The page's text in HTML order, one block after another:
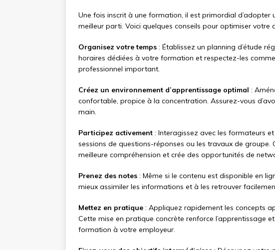
Une fois inscrit à une formation, il est primordial d’adopter
meilleur parti. Voici quelques conseils pour optimiser votre
Organisez votre temps : Établissez un planning d’étude
horaires dédiées à votre formation et respectez-les
professionnel important.
Créez un environnement d’apprentissage optimal :
confortable, propice à la concentration. Assurez-vous
main.
Participez activement : Interagissez avec les formateurs
sessions de questions-réponses ou les travaux de
meilleure compréhension et crée des opportunités de
Prenez des notes : Même si le contenu est disponible en
mieux assimiler les informations et à les retrouver
Mettez en pratique : Appliquez rapidement les concepts
Cette mise en pratique concrète renforce l’apprentissage
formation à votre employeur.